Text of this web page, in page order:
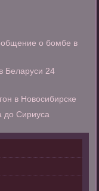
о бомбе в
Беларуси 24
в Новосибирске
до Сириуса